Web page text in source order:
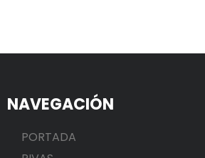
NAVEGACIÓN
PORTADA